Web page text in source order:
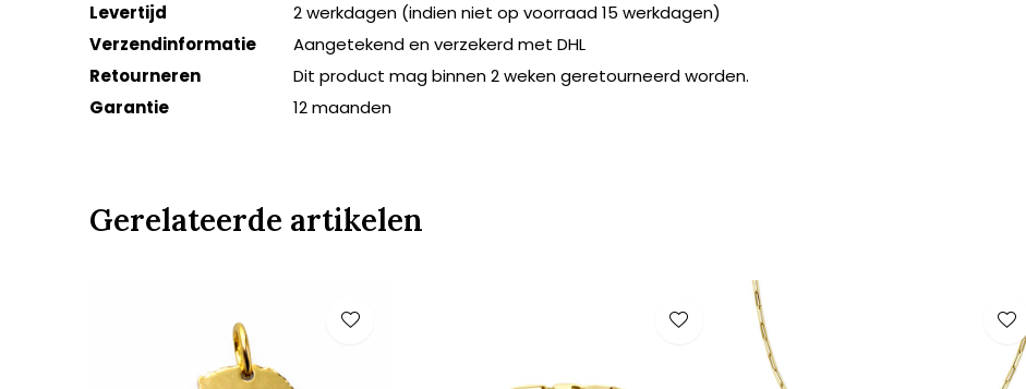
Levertijd
2 werkdagen (indien niet op voorraad 15 werkdagen)
Verzendinformatie
Aangetekend en verzekerd met DHL
Retourneren
Dit product mag binnen 2 weken geretourneerd worden.
Garantie
12 maanden
Gerelateerde artikelen